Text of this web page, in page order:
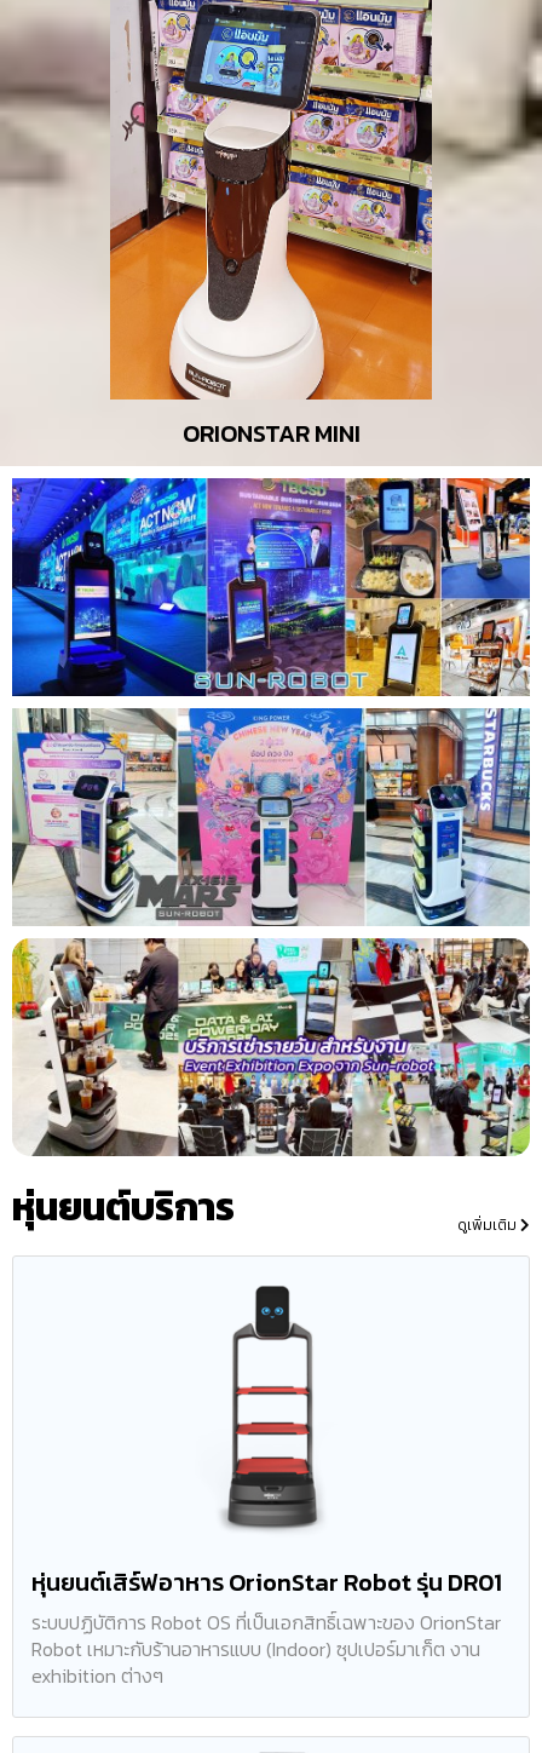
ORIONSTAR MINI
หุ่นยนต์บริการ ดูเพิ่มเติม
หุ่นยนต์เสิร์ฟอาหาร OrionStar Robot รุ่น DR01
ระบบปฏิบัติการ Robot OS ที่เป็นเอกสิทธิ์เฉพาะของ OrionStar
Robot เหมาะกับร้านอาหารแบบ (Indoor) ซุปเปอร์มาเก็ต งาน
exhibition ต่างๆ